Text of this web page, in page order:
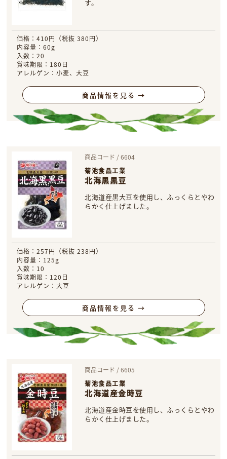
す。
価格：410円（税抜 380円）
内容量：60g
入数：20
賞味期限：180日
アレルゲン：小麦、大豆
商品情報を見る →
商品コード / 6604
菊池食品工業
北海黒黒豆
北海道産黒大豆を使用し、ふっくらとやわ
らかく仕上げました。
価格：257円（税抜 238円）
内容量：125g
入数：10
賞味期限：120日
アレルゲン：大豆
商品情報を見る →
商品コード / 6605
菊池食品工業
北海道産金時豆
北海道産金時豆を使用し、ふっくらとやわ
らかく仕上げました。